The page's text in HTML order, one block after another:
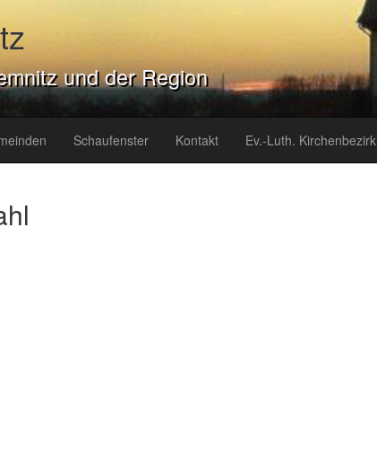
und der Region
Schaufenster Kontakt Ev.-Luth. Kirchenbezirk